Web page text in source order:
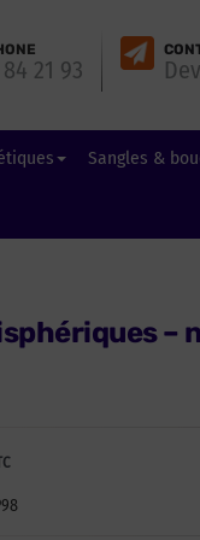
21 93
Sangles &
–